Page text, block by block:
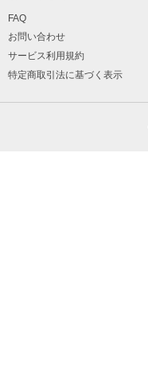
FAQ
お問い合わせ
サービス利用規約
特定商取引法に基づく表示